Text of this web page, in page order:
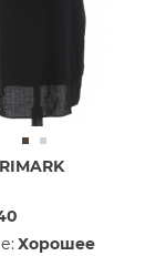
Хорошее